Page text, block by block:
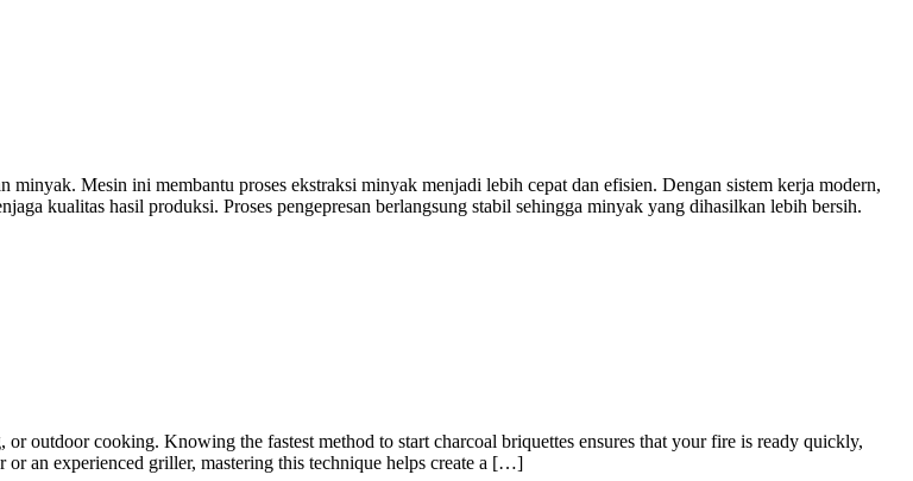
Mesin ini membantu proses ekstraksi minyak menjadi lebih cepat dan efisien. Dengan sistem kerja modern,
kualitas hasil produksi. Proses pengepresan berlangsung stabil sehingga minyak yang dihasilkan lebih bersih.
outdoor cooking. Knowing the fastest method to start charcoal briquettes ensures that your fire is ready quickly,
an experienced griller, mastering this technique helps create a […]